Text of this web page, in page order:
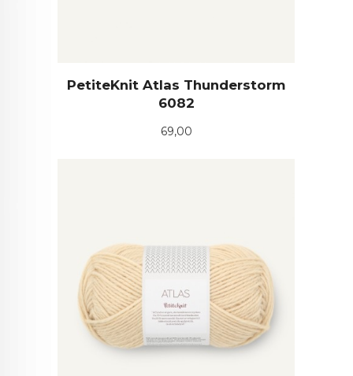
PetiteKnit Atlas Thunderstorm
6082
Pris
69,00